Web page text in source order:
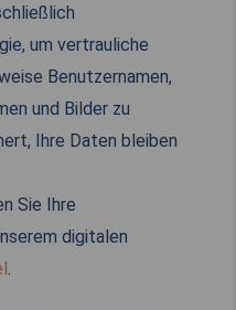
um vertrauliche
Benutzernamen,
und Bilder zu
Ihre Daten bleiben
Sie Ihre
digitalen
.